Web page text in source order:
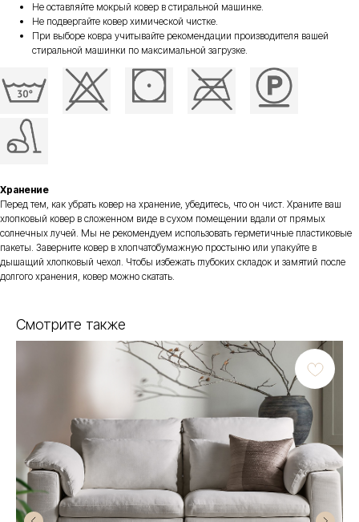
Не оставляйте мокрый ковер в стиральной машинке.
Не подвергайте ковер химической чистке.
При выборе ковра учитывайте рекомендации производителя вашей
стиральной машинки по максимальной загрузке.
Хранение
Перед тем, как убрать ковер на хранение, убедитесь, что он чист. Храните ваш
хлопковый ковер в сложенном виде в сухом помещении вдали от прямых
солнечных лучей. Мы не рекомендуем использовать герметичные пластиковые
пакеты. Заверните ковер в хлопчатобумажную простыню или упакуйте в
дышащий хлопковый чехол. Чтобы избежать глубоких складок и замятий после
долгого хранения, ковер можно скатать.
Смотрите также
Есть вопросы по